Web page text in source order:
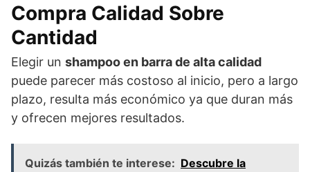
Compra Calidad Sobre
Cantidad
Elegir un shampoo en barra de alta calidad
puede parecer más costoso al inicio, pero a largo
plazo, resulta más económico ya que duran más
y ofrecen mejores resultados.
Quizás también te interese: Descubre la